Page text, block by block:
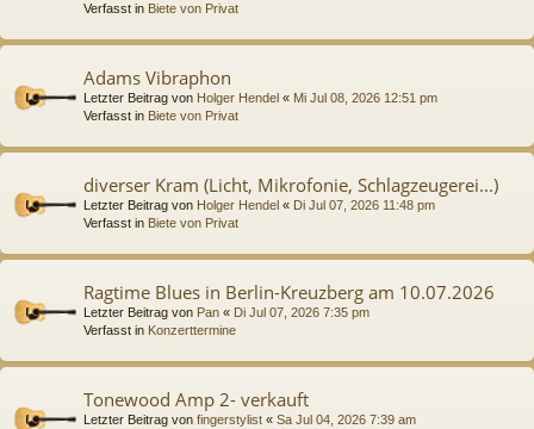
Verfasst in Biete von Privat
Adams Vibraphon
Letzter Beitrag von Holger Hendel « Mi Jul 08, 2026 12:51 pm
Verfasst in Biete von Privat
diverser Kram (Licht, Mikrofonie, Schlagzeugerei...)
Letzter Beitrag von Holger Hendel « Di Jul 07, 2026 11:48 pm
Verfasst in Biete von Privat
Ragtime Blues in Berlin-Kreuzberg am 10.07.2026
Letzter Beitrag von Pan « Di Jul 07, 2026 7:35 pm
Verfasst in Konzerttermine
Tonewood Amp 2- verkauft
Letzter Beitrag von fingerstylist « Sa Jul 04, 2026 7:39 am